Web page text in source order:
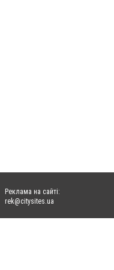
Реклама на сайті:
rek@citysites.ua